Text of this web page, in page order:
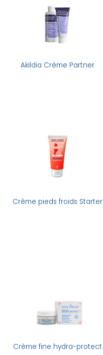
Akildia Crème Partner
Crème pieds froids Starter
Crème fine hydra-protect